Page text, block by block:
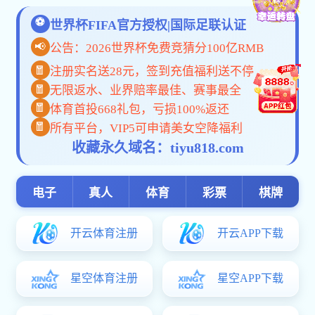
联系我们
地址：石家庄市鹿泉区卧龙路99号
82286661(卧龙招办) 82286662（卧龙招办）
地址：石家庄
传真：0311-